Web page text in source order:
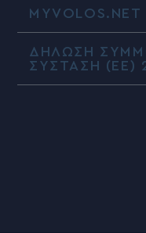
ΔΗΛΩΣΗ
ΣΥΣΤΑΣΗ (ΕΕ)